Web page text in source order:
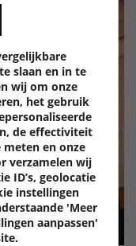
slaan en in te
wij om onze
het gebruik
de effectiviteit
en onze
verzamelen wij
ID’s, geolocatie
instellingen
'Meer
aanpassen'